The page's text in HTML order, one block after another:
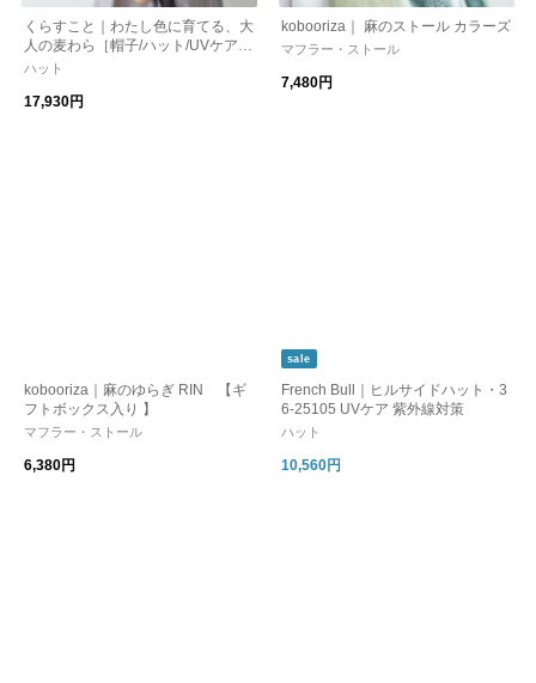
くらすこと｜わたし色に育てる、大
人の麦わら［帽子/ハット/UVケア/
紫外線対策/ギフト/贈り物］
ハット
17,930円
kobooriza｜ 麻のストール カラーズ
マフラー・ストール
7,480円
kobooriza｜麻のゆらぎ RIN 【ギ
フトボックス入り 】
マフラー・ストール
6,380円
sale
French Bull｜ヒルサイドハット・3
6-25105 UVケア 紫外線対策
ハット
10,560円